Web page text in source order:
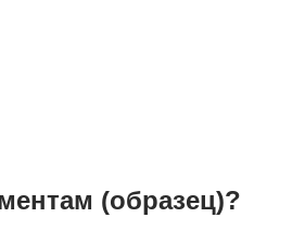
(образец)?